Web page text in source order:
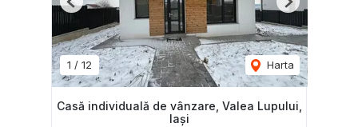
1 / 12 Harta
Previous Next
Casă individuală de vânzare, Valea Lupului,
Iași